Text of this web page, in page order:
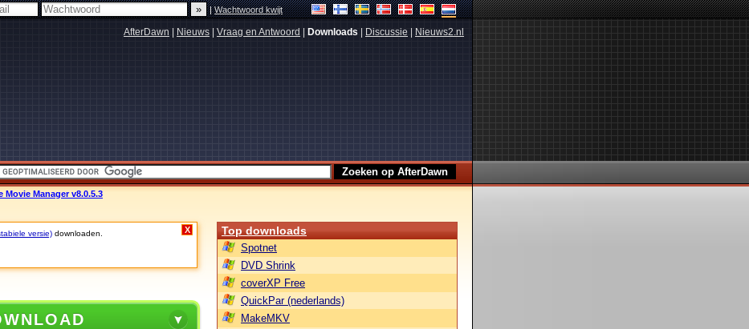
|Wachtwoord kwijt
AfterDawn Nieuws Vraag en Antwoord Downloads Discussie Nieuws2.nl
Movie Manager v8.0.5.3
versie) downloaden. X Top downloads
Spotnet
DVD Shrink
coverXP Free
QuickPar (nederlands)
MakeMKV